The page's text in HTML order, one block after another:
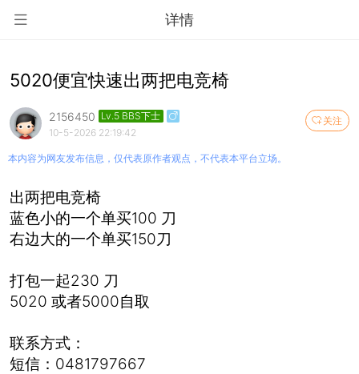
详情
5020便宜快速出两把电竞椅
关注
2156450 Lv.5 BBS下士
10-5-2026 22:19:42
本内容为网友发布信息，仅代表原作者观点，不代表本平台立场。
出两把电竞椅
蓝色小的一个单买100 刀
右边大的一个单买150刀
打包一起230 刀
5020 或者5000自取
联系方式：
短信：0481797667